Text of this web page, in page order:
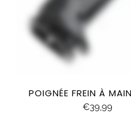
POIGNÉE FREIN À
€39,99